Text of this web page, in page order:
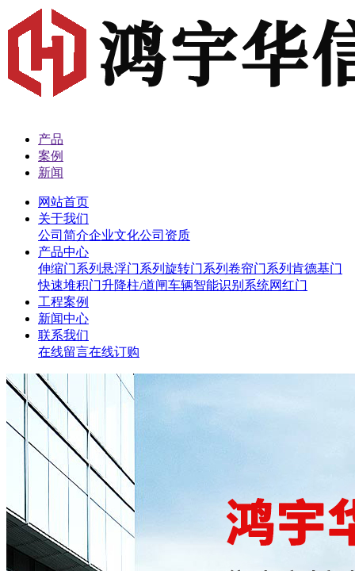
产品
案例
新闻
网站首页
关于我们
公司简介企业文化公司资质
产品中心
伸缩门系列 悬浮门系列 旋转门系列 卷帘门系列 肯德基门
快速堆积门升降柱/道闸车辆智能识别系统网红门
工程案例
新闻中心
联系我们
在线留言在线订购